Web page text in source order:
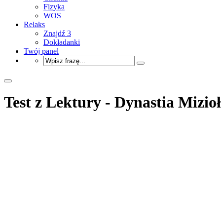
Fizyka
WOS
Relaks
Znajdź 3
Dokładanki
Twój panel
Test z Lektury - Dynastia